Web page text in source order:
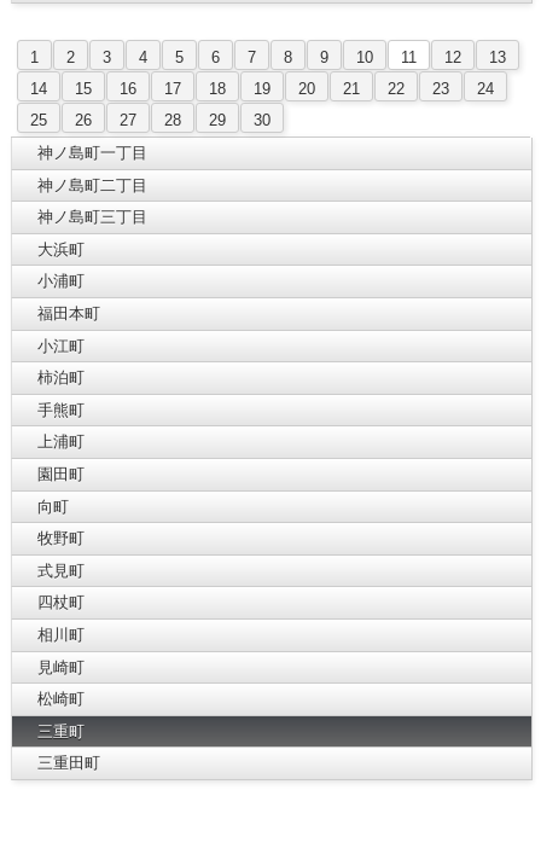
1 2 3 4 5 6 7 8 9 10 11 12
13
14
15 16 17 18 19 20 21 22 23
24
25
26 27 28 29
30
神ノ島町一丁目
神ノ島町二丁目
神ノ島町三丁目
大浜町
小浦町
福田本町
小江町
柿泊町
手熊町
上浦町
園田町
向町
牧野町
式見町
四杖町
相川町
見崎町
松崎町
三重町
三重田町